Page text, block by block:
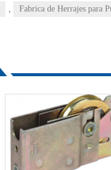
Fabrica de Herrajes para